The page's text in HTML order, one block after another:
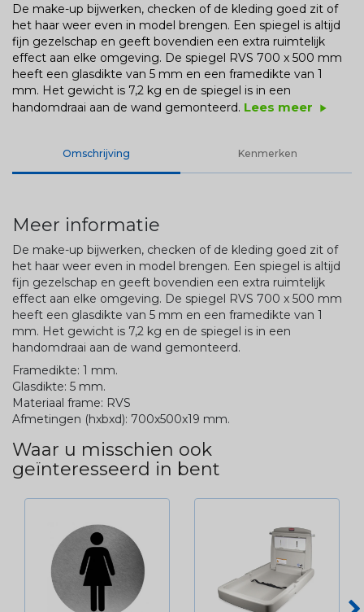
De make-up bijwerken, checken of de kleding goed zit of
het haar weer even in model brengen. Een spiegel is altijd
fijn gezelschap en geeft bovendien een extra ruimtelijk
effect aan elke omgeving. De spiegel RVS 700 x 500 mm
heeft een glasdikte van 5 mm en een framedikte van 1
mm. Het gewicht is 7,2 kg en de spiegel is in een
handomdraai aan de wand gemonteerd. Lees meer play_arrow
Omschrijving Kenmerken
Meer informatie
De make-up bijwerken, checken of de kleding goed zit of
het haar weer even in model brengen. Een spiegel is altijd
fijn gezelschap en geeft bovendien een extra ruimtelijk
effect aan elke omgeving. De spiegel RVS 700 x 500 mm
heeft een glasdikte van 5 mm en een framedikte van 1
mm. Het gewicht is 7,2 kg en de spiegel is in een
handomdraai aan de wand gemonteerd.
Framedikte: 1 mm.
Glasdikte: 5 mm.
Materiaal frame: RVS
Afmetingen (hxbxd): 700x500x19 mm.
Waar u misschien ook
geïnteresseerd in bent